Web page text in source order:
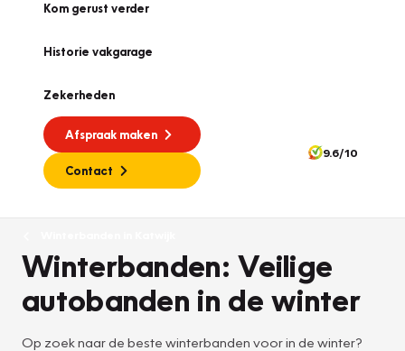
Kom gerust verder
Historie vakgarage
Zekerheden
Afspraak maken
Contact
9.6/10
Winterbanden: Veilige
autobanden in de winter
Op zoek naar de beste winterbanden voor in de winter?